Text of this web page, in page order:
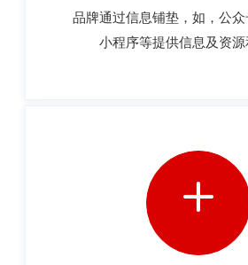
品牌通过信息铺垫，如，公众
小程序等提供信息及资源